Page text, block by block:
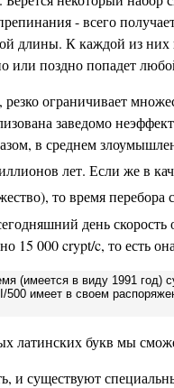
- всего
длины. К каждой из них
поздно попадет
ограничивает
заведомо
в среднем
лет. Если же в
то время
день
000 crypt/c, то есть
(имеется в виду 1991 год)
500 имеет в своем
латинских букв мы
и существуют